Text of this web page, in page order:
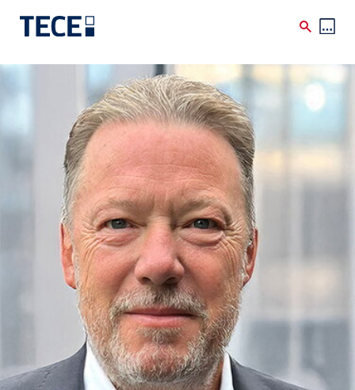
Skip to main content